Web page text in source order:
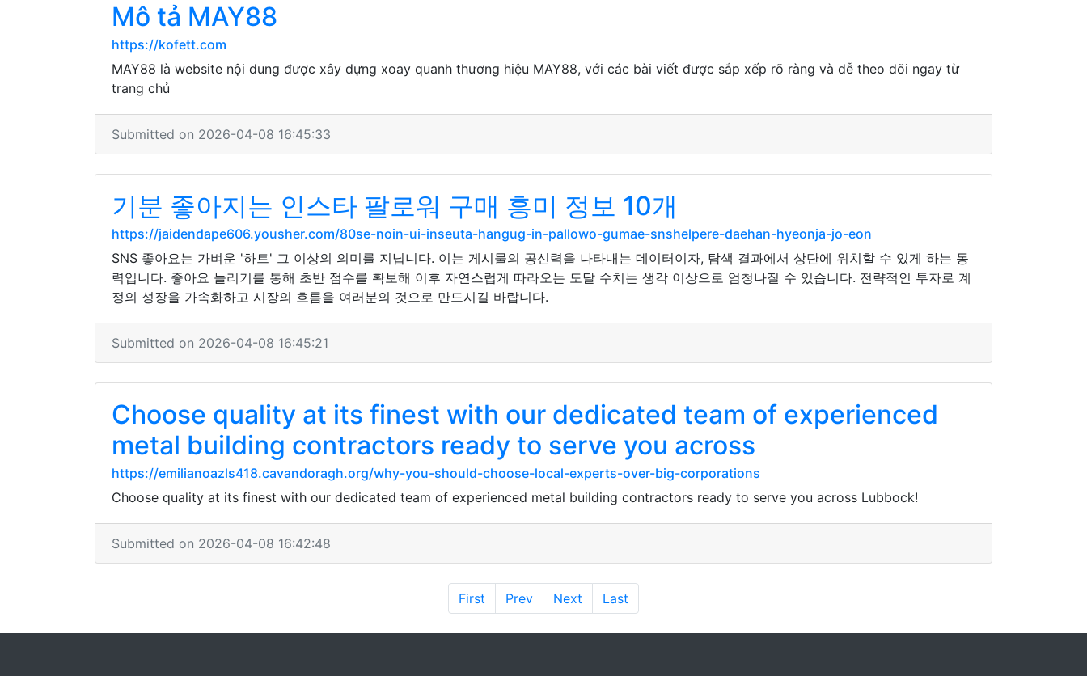
Mô tả MAY88
https://kofett.com
MAY88 là website nội dung được xây dựng xoay quanh thương hiệu MAY88, với các bài viết được sắp xếp rõ ràng và dễ theo dõi ngay từ
trang chủ
Submitted on 2026-04-08 16:45:33
기분 좋아지는 인스타 팔로워 구매 흥미 정보 10개
https://jaidendape606.yousher.com/80se-noin-ui-inseuta-hangug-in-pallowo-gumae-snshelpere-daehan-hyeonja-jo-eon
SNS 좋아요는 가벼운 '하트' 그 이상의 의미를 지닙니다. 이는 게시물의 공신력을 나타내는 데이터이자, 탐색 결과에서 상단에 위치할 수 있게 하는 동
력입니다. 좋아요 늘리기를 통해 초반 점수를 확보해 이후 자연스럽게 따라오는 도달 수치는 생각 이상으로 엄청나질 수 있습니다. 전략적인 투자로 계
정의 성장을 가속화하고 시장의 흐름을 여러분의 것으로 만드시길 바랍니다.
Submitted on 2026-04-08 16:45:21
Choose quality at its finest with our dedicated team of experienced
metal building contractors ready to serve you across
https://emilianoazls418.cavandoragh.org/why-you-should-choose-local-experts-over-big-corporations
Choose quality at its finest with our dedicated team of experienced metal building contractors ready to serve you across Lubbock!
Submitted on 2026-04-08 16:42:48
First Prev Next Last